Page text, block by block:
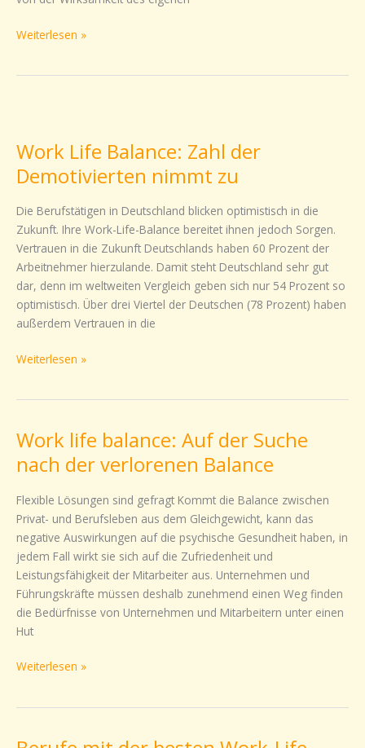
Weiterlesen »
Work Life Balance: Zahl der
Demotivierten nimmt zu
Die Berufstätigen in Deutschland blicken optimistisch in die
Zukunft. Ihre Work-Life-Balance bereitet ihnen jedoch Sorgen.
Vertrauen in die Zukunft Deutschlands haben 60 Prozent der
Arbeitnehmer hierzulande. Damit steht Deutschland sehr gut
dar, denn im weltweiten Vergleich geben sich nur 54 Prozent so
optimistisch. Über drei Viertel der Deutschen (78 Prozent) haben
außerdem Vertrauen in die
Balance:
Zahl
der
Demotivierten
nimmt
zu
Weiterlesen »
Work life balance: Auf der Suche
nach der verlorenen Balance
Flexible Lösungen sind gefragt Kommt die Balance zwischen
Privat- und Berufsleben aus dem Gleichgewicht, kann das
negative Auswirkungen auf die psychische Gesundheit haben, in
jedem Fall wirkt sie sich auf die Zufriedenheit und
Leistungsfähigkeit der Mitarbeiter aus. Unternehmen und
Führungskräfte müssen deshalb zunehmend einen Weg finden
die Bedürfnisse von Unternehmen und Mitarbeitern unter einen
Hut
Work
balance:
Auf
der
Suche
nach
der
verlorenen
Balance
Weiterlesen »
Berufe